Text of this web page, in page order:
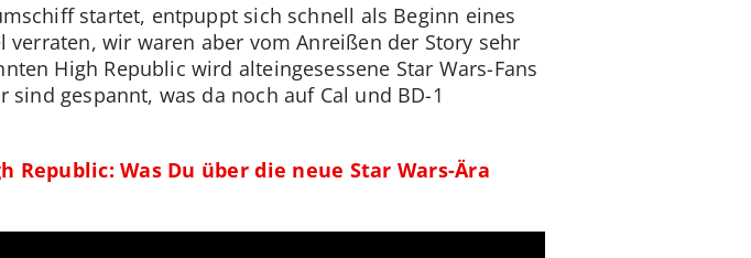
startet, entpuppt sich schnell als Beginn eines
wir waren aber vom Anreißen der Story sehr
High Republic wird alteingesessene Star Wars-Fans
gespannt, was da noch auf Cal und BD-1
Republic: Was Du über die neue Star Wars-Ära